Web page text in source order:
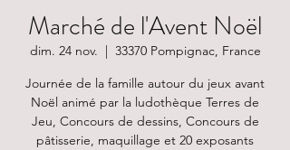
Marché de l'Avent Noël
dim. 24 nov.
  |
33370 Pompignac, France
Journée de la famille autour du jeux avant
Noël animé par la ludothèque Terres de
Jeu, Concours de dessins, Concours de
pâtisserie, maquillage et 20 exposants